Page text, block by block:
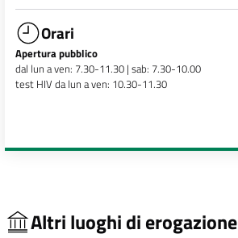
Orari
Apertura pubblico
dal lun a ven: 7.30-11.30 | sab: 7.30-10.00
test HIV da lun a ven: 10.30-11.30
Altri luoghi di erogazione